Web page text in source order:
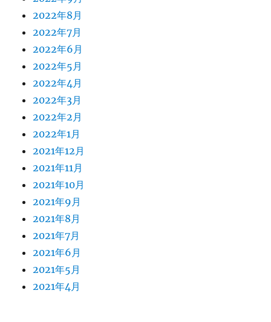
2022年8月
2022年7月
2022年6月
2022年5月
2022年4月
2022年3月
2022年2月
2022年1月
2021年12月
2021年11月
2021年10月
2021年9月
2021年8月
2021年7月
2021年6月
2021年5月
2021年4月